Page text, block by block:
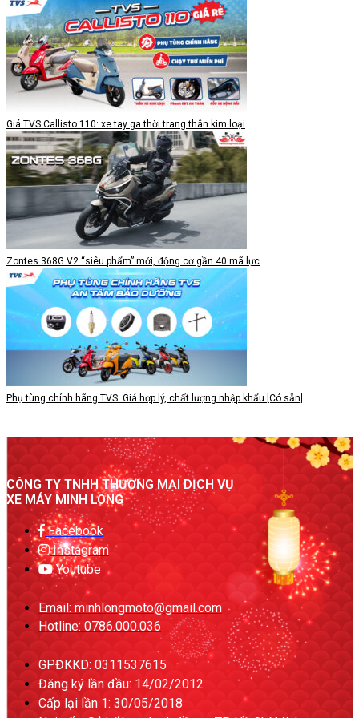
Giá TVS Callisto 110: xe tay ga thời trang thân kim loại
Zontes 368G V2 “siêu phẩm” mới, động cơ gần 40 mã lực
Phụ tùng chính hãng TVS: Giá hợp lý, chất lượng nhập khẩu [Có sẵn]
CÔNG TY TNHH THƯƠNG MẠI DỊCH VỤ
XE MÁY MINH LONG
Facebook
Instagram
Youtube
Email: minhlongmoto@gmail.com
Hotline: 0786.000.036
GPĐKKD: 0311537615
Đăng ký lần đầu: 14/02/2012
Cấp lại lần 1: 30/05/2018